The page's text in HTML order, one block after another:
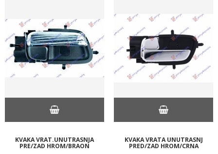
KVAKA VRAT.UNUTRASNJA
PRE/ZAD HROM/BRAON
KVAKA VRATA UNUTRASNJ
PRED/ZAD HROM/CRNA